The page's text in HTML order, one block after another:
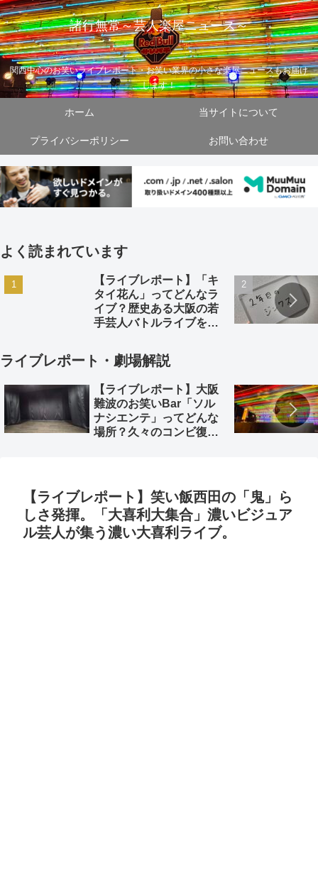
諸行無常～芸人楽屋ニュース～
関西中心のお笑いライブレポート・お笑い業界の小さな楽屋ニュースもお届け
します！
ホーム 当サイトについて
プライバシーポリシー お問い合わせ
よく読まれています
【ライブレポート】「キ
タイ花ん」ってどんなラ
イブ？歴史ある大阪の若
手芸人バトルライブを徹
ライブレポート・劇場解説
【ライブレポート】大阪
難波のお笑いBar「ソル
ナシエンテ」ってどんな
場所？久々のコンビ復活
【ライブレポート】笑い飯西田の「鬼」ら
しさ発揮。「大喜利大集合」濃いビジュア
ル芸人が集う濃い大喜利ライブ。